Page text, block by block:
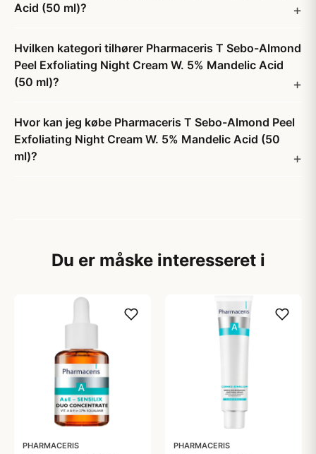
Acid (50 ml)?
Hvilken kategori tilhører Pharmaceris T Sebo-Almond
Peel Exfoliating Night Cream W. 5% Mandelic Acid
(50 ml)?
Hvor kan jeg købe Pharmaceris T Sebo-Almond Peel
Exfoliating Night Cream W. 5% Mandelic Acid (50
ml)?
Du er måske interesseret i
PHARMACERIS PHARMACERIS